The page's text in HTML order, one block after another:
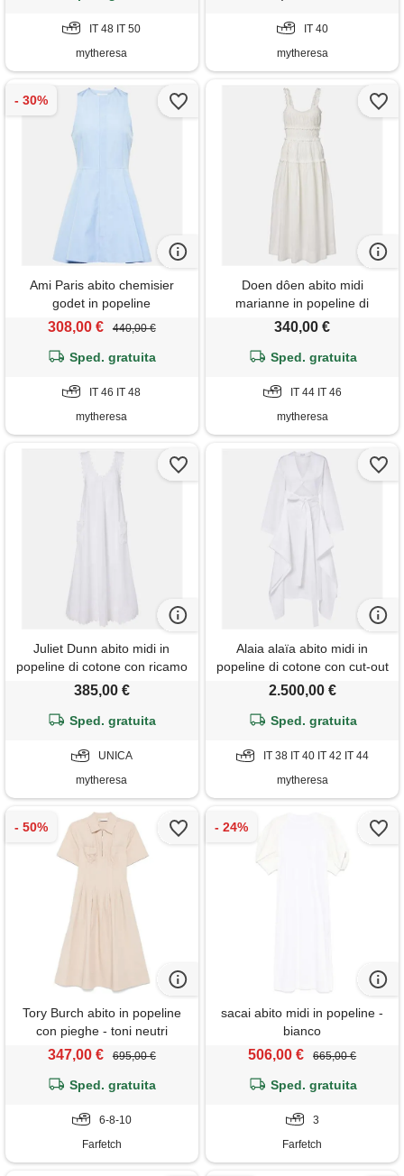
IT 48 IT 50
mytheresa
IT 40
mytheresa
Ami Paris abito chemisier
godet in popeline
308,00 € 440,00 €
Sped. gratuita
IT 46 IT 48
mytheresa
Doen dôen abito midi
marianne in popeline di
cotone
340,00 €
Sped. gratuita
IT 44 IT 46
mytheresa
Juliet Dunn abito midi in
popeline di cotone con ricamo
385,00 €
Sped. gratuita
UNICA
mytheresa
Alaia alaïa abito midi in
popeline di cotone con cut-out
2.500,00 €
Sped. gratuita
IT 38 IT 40 IT 42 IT 44
mytheresa
Tory Burch abito in popeline
con pieghe - toni neutri
347,00 € 695,00 €
Sped. gratuita
6-8-10
Farfetch
sacai abito midi in popeline -
bianco
506,00 € 665,00 €
Sped. gratuita
3
Farfetch